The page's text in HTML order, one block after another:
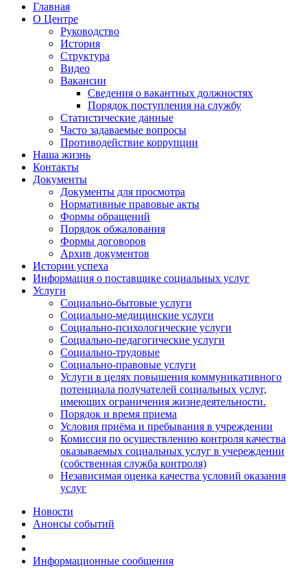
Главная
О Центре
Руководство
История
Структура
Видео
Вакансии
Сведения о вакантных должностях
Порядок поступления на службу
Статистические данные
Часто задаваемые вопросы
Противодействие коррупции
Наша жизнь
Контакты
Документы
Документы для просмотра
Нормативные правовые акты
Формы обращений
Порядок обжалования
Формы договоров
Архив документов
Истории успеха
Информация о поставщике социальных услуг
Услуги
Социально-бытовые услуги
Социально-медицинские услуги
Социально-психологические услуги
Социально-педагогические услуги
Социально-трудовые
Социально-правовые услуги
Услуги в целях повышения коммуникативного
потенциала получателей социальных услуг,
имеющих ограничения жизнедеятельности.
Порядок и время приема
Условия приёма и пребывания в учреждении
Комиссия по осуществлению контроля качества
оказываемых социальных услуг в учереждении
(собственная служба контроля)
Независимая оценка качества условий оказания
услуг
Новости
Анонсы событий
Информационные сообщения